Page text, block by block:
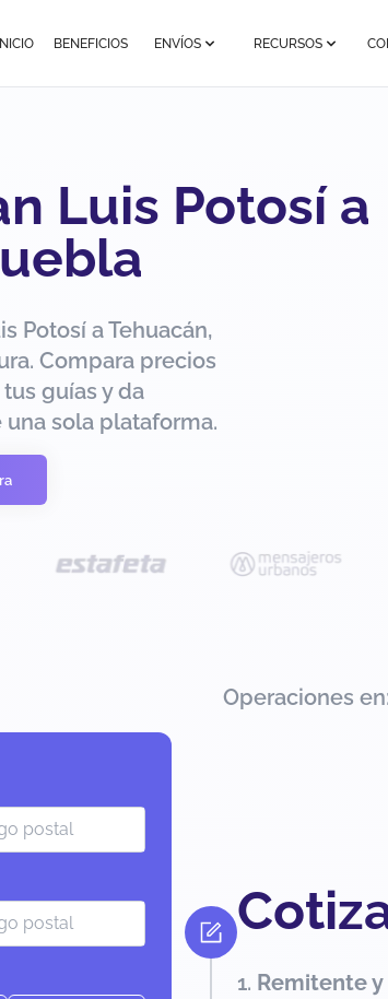
BENEFICIOS ENVÍOS RECURSOS
Luis Potosí a
Potosí a Tehuacán,
Compara precios
guías y da
sola plataforma.
Operaciones en:
Remitente